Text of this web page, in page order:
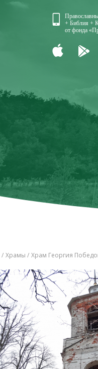
+ Библия +
от фонда
Храмы Храм Георгия